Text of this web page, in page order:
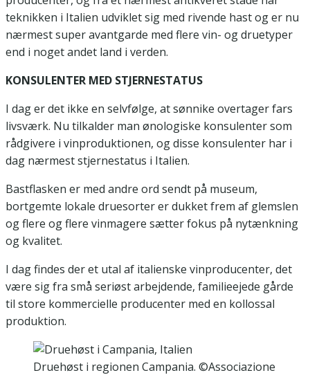
teknikken i Italien udviklet sig med rivende hast og er nu
nærmest super avantgarde med flere vin- og druetyper
end i noget andet land i verden.
KONSULENTER MED STJERNESTATUS
I dag er det ikke en selvfølge, at sønnike overtager fars
livsværk. Nu tilkalder man ønologiske konsulenter som
rådgivere i vinproduktionen, og disse konsulenter har i
dag nærmest stjernestatus i Italien.
Bastflasken er med andre ord sendt på museum,
bortgemte lokale druesorter er dukket frem af glemslen
og flere og flere vinmagere sætter fokus på nytænkning
og kvalitet.
I dag findes der et utal af italienske vinproducenter, det
være sig fra små seriøst arbejdende, familieejede gårde
til store kommercielle producenter med en kollossal
produktion.
Druehøst i regionen Campania. ©Associazione